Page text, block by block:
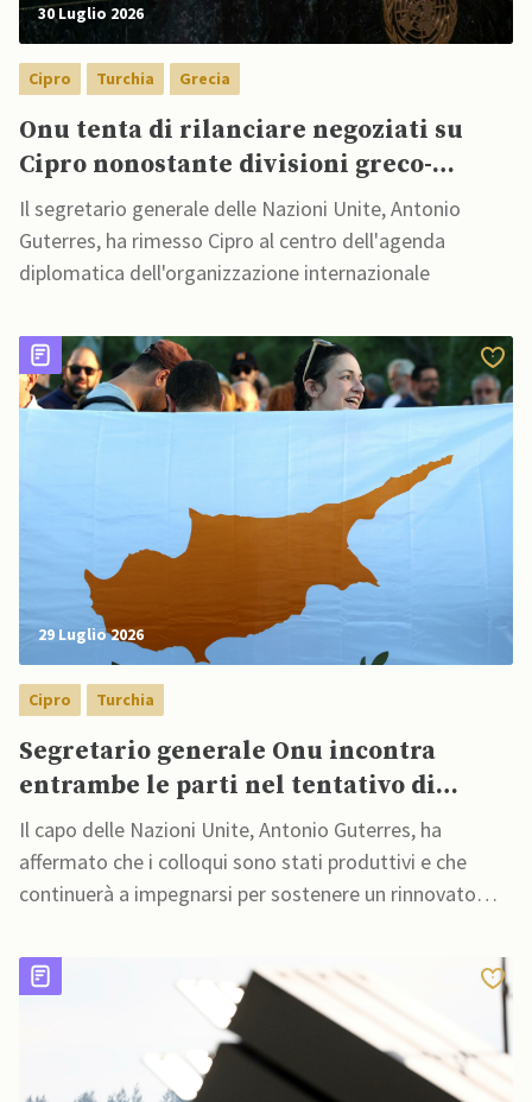
30 Luglio 2026
Cipro Turchia Grecia
Onu tenta di rilanciare negoziati su
Cipro nonostante divisioni greco-
turche
Il segretario generale delle Nazioni Unite, Antonio
Guterres, ha rimesso Cipro al centro dell'agenda
diplomatica dell'organizzazione internazionale
29 Luglio 2026
Cipro Turchia
Segretario generale Onu incontra
entrambe le parti nel tentativo di
riunificare Cipro
Il capo delle Nazioni Unite, Antonio Guterres, ha
affermato che i colloqui sono stati produttivi e che
continuerà a impegnarsi per sostenere un rinnovato